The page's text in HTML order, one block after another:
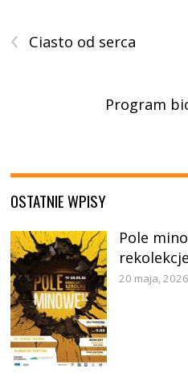
‹ Ciasto od serca
Program
OSTATNIE WPISY
Pole
20 maja, 2026